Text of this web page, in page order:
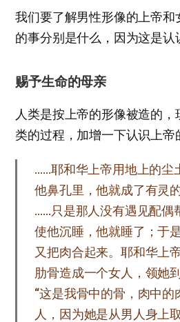
我们要了解男性形像的上帝和
的事分别是什么，因为这是认
赐予生命的母亲
人类是按上帝的形像被造的，
类的过程，加增一下认识上帝
……耶和华上帝用地上的尘
他鼻孔里，他就成了有灵
……只是那人没有遇见配偶
使他沉睡，他就睡了；于
又把肉合起来。耶和华上
肋骨造成一个女人，领她
“这是我骨中的骨，肉中
人，因为她是从男人身上